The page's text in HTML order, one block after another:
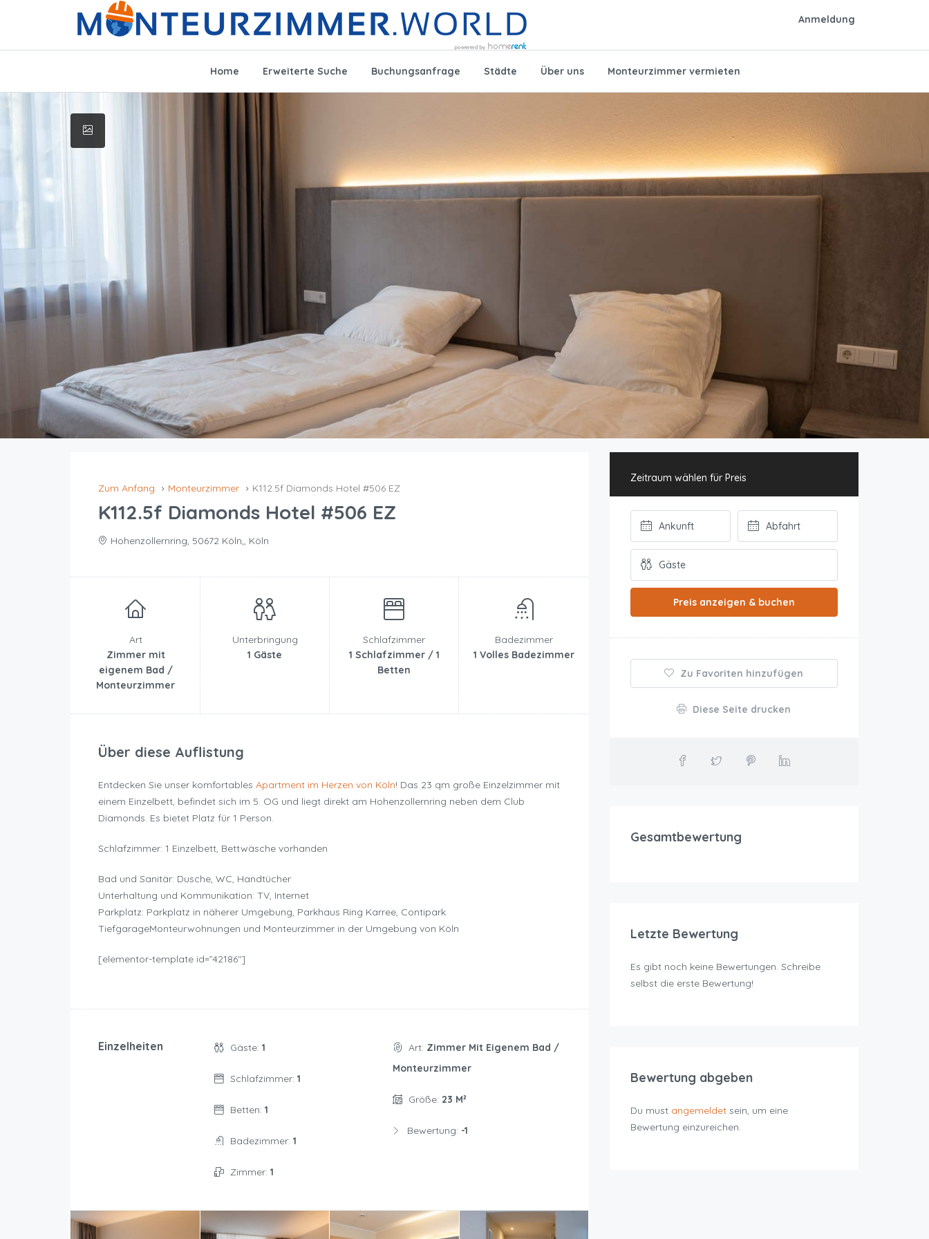
Anmeldung
Home Erweiterte Suche Buchungsanfrage Städte Über uns Monteurzimmer vermieten
Zum Anfang Monteurzimmer K112.5f Diamonds Hotel #506 EZ
K112.5f Diamonds Hotel #506 EZ
Hohenzollernring, 50672 Köln,, Köln
Art
Zimmer mit
eigenem Bad /
Monteurzimmer
Unterbringung
1 Gäste
Schlafzimmer
1 Schlafzimmer / 1
Betten
Badezimmer
1 Volles Badezimmer
Über diese Auflistung
Entdecken Sie unser komfortables Apartment im Herzen von Köln! Das 23 qm große Einzelzimmer mit
einem Einzelbett, befindet sich im 5. OG und liegt direkt am Hohenzollernring neben dem Club
Diamonds. Es bietet Platz für 1 Person.
Schlafzimmer: 1 Einzelbett, Bettwäsche vorhanden
Bad und Sanitär: Dusche, WC, Handtücher
Unterhaltung und Kommunikation: TV, Internet
Parkplatz: Parkplatz in näherer Umgebung, Parkhaus Ring Karree, Contipark
TiefgarageMonteurwohnungen und Monteurzimmer in der Umgebung von Köln
[elementor-template id=”42186″]
Einzelheiten Gäste: 1
Schlafzimmer: 1
Betten: 1
Badezimmer: 1
Zimmer: 1
Art: Zimmer Mit Eigenem Bad /
Monteurzimmer
Größe: 23 M²
Bewertung: -1
Zeitraum wählen für Preis
Preis anzeigen & buchen
Zu Favoriten hinzufügen
Diese Seite drucken
Gesamtbewertung
Letzte Bewertung
Es gibt noch keine Bewertungen. Schreibe
selbst die erste Bewertung!
Bewertung abgeben
Du must angemeldet sein, um eine
Bewertung einzureichen.